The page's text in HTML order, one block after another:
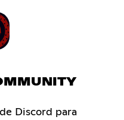
Discord para